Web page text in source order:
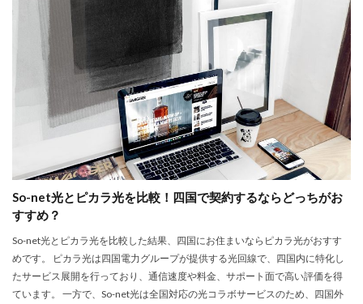
So-net光とピカラ光を比較！四国で契約するならどっちがお
すすめ？
So-net光とピカラ光を比較した結果、四国にお住まいならピカラ光がおすす
めです。 ピカラ光は四国電力グループが提供する光回線で、四国内に特化し
たサービス展開を行っており、通信速度や料金、サポート面で高い評価を得
ています。 一方で、So-net光は全国対応の光コラボサービスのため、四国外